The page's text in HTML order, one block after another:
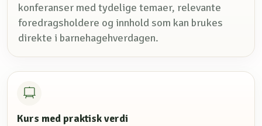
konferanser med tydelige temaer, relevante
foredragsholdere og innhold som kan brukes
direkte i barnehagehverdagen.
Kurs med praktisk verdi